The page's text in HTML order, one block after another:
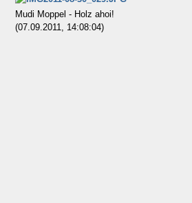
Mudi Moppel - Holz ahoi!
(07.09.2011, 14:08:04)